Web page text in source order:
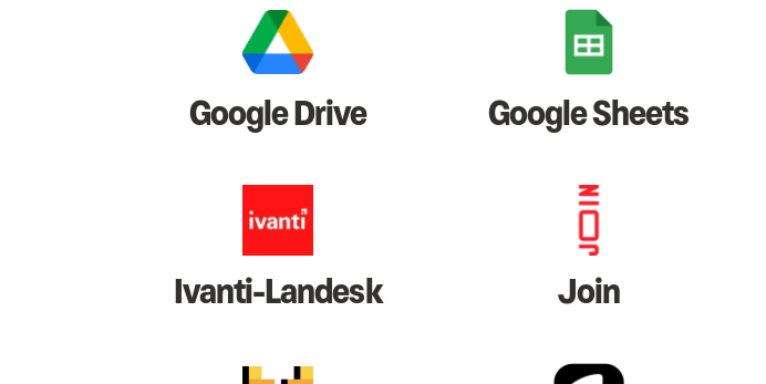
Google Drive Google Sheets
Ivanti-Landesk Join